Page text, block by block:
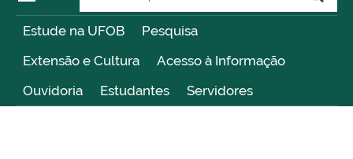
Estude na UFOB
Pesquisa
Extensão e Cultura
Acesso à Informação
Ouvidoria
Estudantes Servidores